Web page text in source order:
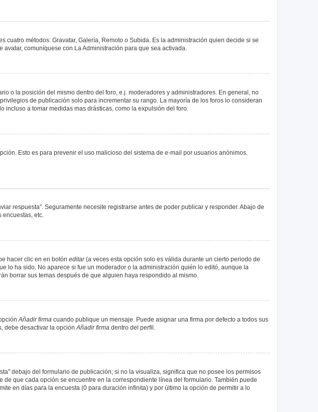
métodos: Gravatar, Galería, Remoto o Subida. Es la administración quien decide si se
comuníquese con La Administración para que sea activada.
o la posición del mismo dentro del foro, e.j. moderadores y administradores. En general, no
de publicación solo para incrementar su rango. La mayoría de los foros lo consideran
a tomar medidas mas drásticas, como la expulsión del foro.
Esto es para prevenir el uso malicioso del sistema de e-mail por usuarios anónimos.
respuesta". Seguramente necesite registrarse antes de poder publicar y responder. Abajo de
encuestas, etc.
hacer clic en en botón editar(a veces esta opción solo es válida durante un cierto periodo de
lo ha sido. No aparece si fue un moderador o la administración quién lo editó, aunque la
borrar sus temas después de que alguien haya respondido al mismo.
Añadir firma cuando publique un mensaje. Puede asignar una firma por defecto a todos sus
debe desactivar la opciónAñadir firma dentro del perfil.
debajo del formulario de publicación; si no la visualiza, significa que no posee los permisos
que cada opción se encuentre en la correspondiente línea del formulario. También puede
en días para la encuesta (0 para duración infinita) y por último la opción de permitir a lo